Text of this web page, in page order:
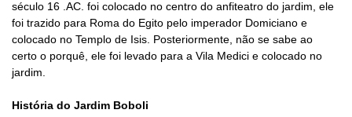
século 16 .AC. foi colocado no centro do anfiteatro do jardim, ele
foi trazido para Roma do Egito pelo imperador Domiciano e
colocado no Templo de Isis. Posteriormente, não se sabe ao
certo o porquê, ele foi levado para a Vila Medici e colocado no
jardim.
História do Jardim Boboli